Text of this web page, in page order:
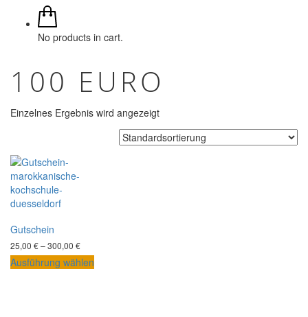
No products in cart.
100 EURO
Einzelnes Ergebnis wird angezeigt
Gutschein
25,00 €–300,00 €Preisspanne:
25,00 €
bis
Ausführung wählen